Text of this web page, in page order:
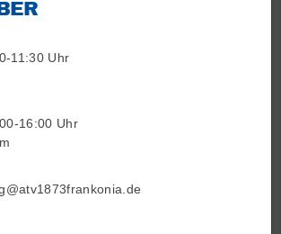
11:30 Uhr
16:00 Uhr